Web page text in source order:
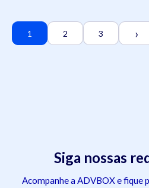
1 2 3 ›
Siga nossas
Acompanhe a ADVBOX e fique